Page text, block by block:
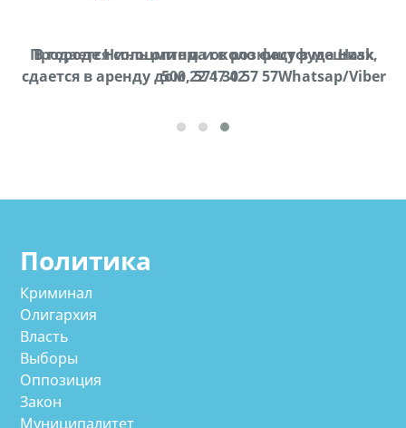
Продается соль оптом и в розницу в мешках,
500 22 47 42
В городе Ниноцминда около фастфуда Hask
cдается в аренду дом, 571 30 57 57Whatsap/Viber
Политика
Криминал
Олигархия
Власть
Выборы
Оппозиция
Закон
Муниципалитет